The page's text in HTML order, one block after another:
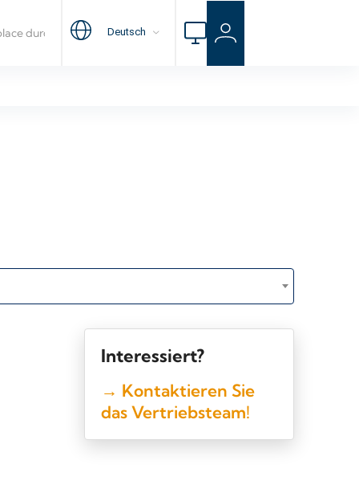
Interessiert?
→ Kontaktieren Sie
das Vertriebsteam!